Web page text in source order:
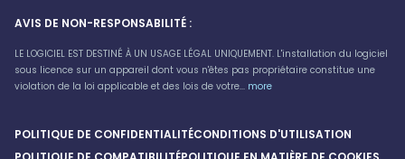
AVIS DE NON-RESPONSABILITÉ :
LE LOGICIEL EST DESTINÉ À UN USAGE LÉGAL UNIQUEMENT. L'installation du logiciel
sous licence sur un appareil dont vous n'êtes pas propriétaire constitue une
violation de la loi applicable et des lois de votre... more
POLITIQUE DE CONFIDENTIALITÉCONDITIONS D'UTILISATION